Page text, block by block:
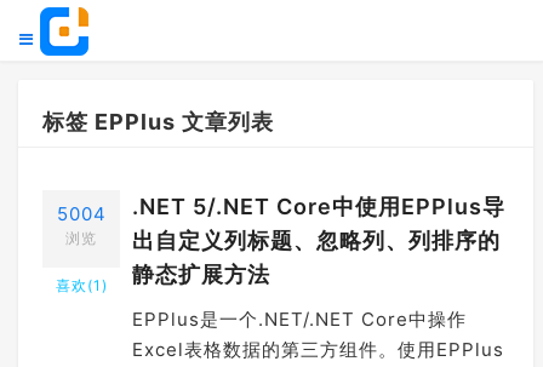
标签 EPPlus 文章列表
5004
浏览
喜欢(1 )
.NET 5/.NET Core中使用EPPlus导
出自定义列标题、忽略列、列排序的
静态扩展方法
EPPlus是一个.NET/.NET Core中操作
Excel表格数据的第三方组件。使用EPPlus